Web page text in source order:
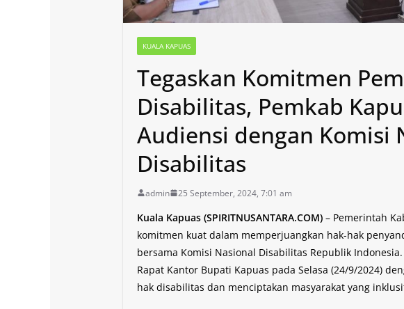
KUALA KAPUAS
Tegaskan Komitmen
Disabilitas, Pemkab
Audiensi dengan Komisi
Disabilitas
admin 25 September, 2024, 7:01 am
Kuala Kapuas (SPIRITNUSANTARA.COM) – Pemerintah
komitmen kuat dalam memperjuangkan hak-hak
bersama Komisi Nasional Disabilitas Republik
Rapat Kantor Bupati Kapuas pada Selasa (24/9/2024)
hak disabilitas dan menciptakan masyarakat yang